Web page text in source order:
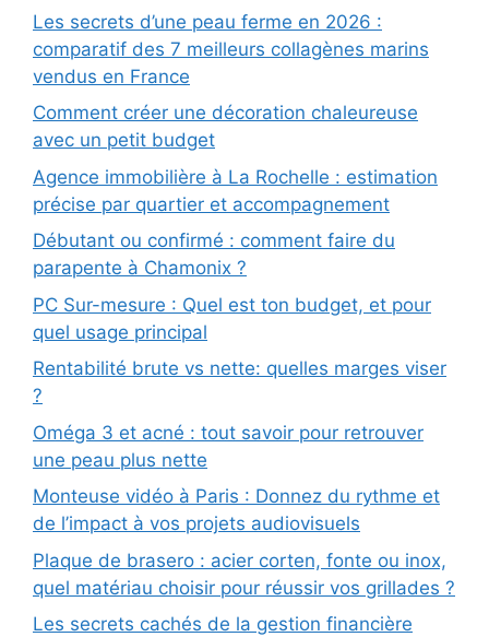
Les secrets d’une peau ferme en 2026 :
comparatif des 7 meilleurs collagènes marins
vendus en France
Comment créer une décoration chaleureuse
avec un petit budget
Agence immobilière à La Rochelle : estimation
précise par quartier et accompagnement
Débutant ou confirmé : comment faire du
parapente à Chamonix ?
PC Sur-mesure : Quel est ton budget, et pour
quel usage principal
Rentabilité brute vs nette: quelles marges viser
?
Oméga 3 et acné : tout savoir pour retrouver
une peau plus nette
Monteuse vidéo à Paris : Donnez du rythme et
de l’impact à vos projets audiovisuels
Plaque de brasero : acier corten, fonte ou inox,
quel matériau choisir pour réussir vos grillades ?
Les secrets cachés de la gestion financière